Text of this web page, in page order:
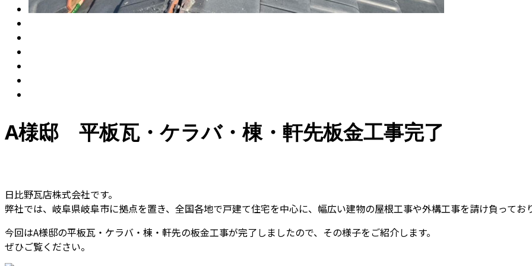
A様邸 平板瓦・ケラバ・棟・軒先板金工事完了
日比野瓦店株式会社です。
弊社では、岐阜県岐阜市に拠点を置き、全国各地で戸建て住宅を中心に、幅広い建物の屋根工事や外構工事を請け負ってお
今回はA様邸の平板瓦・ケラバ・棟・軒先の板金工事が完了しましたので、その様子をご紹介します。
ぜひご覧ください。